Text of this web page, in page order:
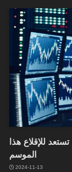
للإقلاع هذا
الموسم
2024-11-13